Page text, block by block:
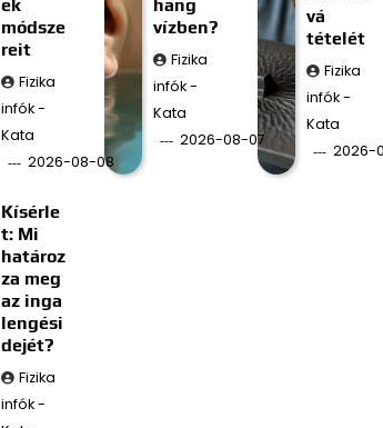
ek
módsze
reit
Fizika
infók -
Kata
2026-08-08
hang
vízben?
Fizika
infók -
Kata
2026-08-07
vá
tételét
Fizika
infók -
Kata
2026-
Kísérle
t: Mi
határoz
za meg
az inga
lengési
dejét?
Fizika
infók -